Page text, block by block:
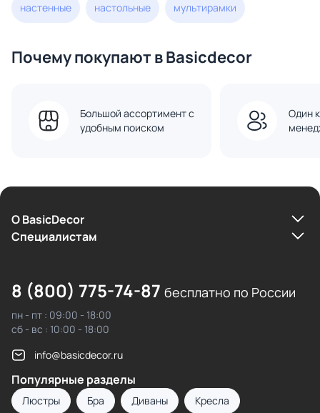
настенные настольные мультирамки
Почему покупают в Basicdecor
Большой ассортимент с
удобным поиском
Один
О BasicDecor
Cпециалистам
8 (800) 775-74-87 бесплатно по России
пн - пт : 09:00 - 18:00
сб - вс : 10:00 - 18:00
info@basicdecor.ru
Популярные разделы
Люстры Бра Диваны Кресла